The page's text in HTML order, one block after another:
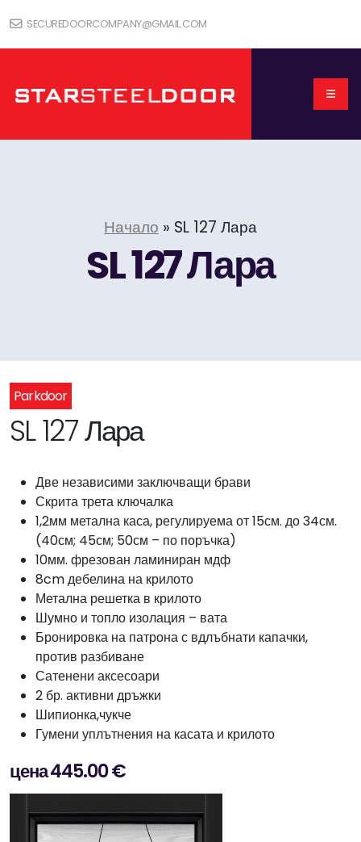
SECUREDOORCOMPANY@GMAIL.COM
Начало » SL 127 Лара
SL 127 Лара
Parkdoor
SL 127 Лара
Две независими заключващи брави
Скрита трета ключалка
1,2мм метална каса, регулируема от 15см. до 34см.
(40см; 45см; 50см – по поръчка)
10мм. фрезован ламиниран мдф
8cm дебелина на крилото
Метална решетка в крилото
Шумно и топло изолация – вата
Бронировка на патрона с вдлъбнати капачки,
против разбиване
Сатенени аксесоари
2 бр. активни дръжки
Шипионка,чукче
Гумени уплътнения на касата и крилото
цена 445.00 €